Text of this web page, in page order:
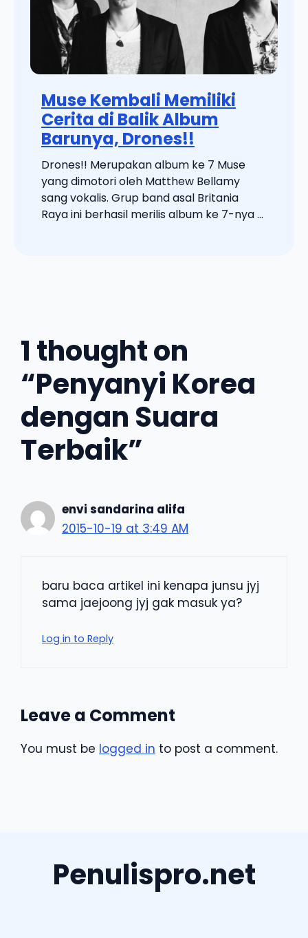
Muse Kembali Memiliki
Cerita di Balik Album
Barunya, Drones!!
Drones!! Merupakan album ke 7 Muse
yang dimotori oleh Matthew Bellamy
sang vokalis. Grup band asal Britania
Raya ini berhasil merilis album ke 7-nya ...
1 thought on
“Penyanyi Korea
dengan Suara
Terbaik”
envi sandarina alifa
2015-10-19 at 3:49 AM
baru baca artikel ini kenapa junsu jyj
sama jaejoong jyj gak masuk ya?
Log in to Reply
Leave a Comment
You must be logged in to post a comment.
Penulispro.net